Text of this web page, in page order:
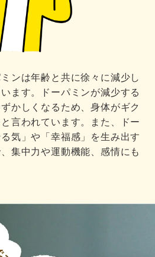
ンは年齢と共に徐々に減少し
ます。ドーパミンが減少する
かしくなるため、身体がギク
言われています。また、ドー
気」や「幸福感」を生み出す
集中力や運動機能、感情にも